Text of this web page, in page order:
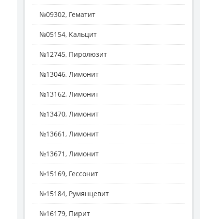
№09302, Гематит
№05154, Кальцит
№12745, Пиролюзит
№13046, Лимонит
№13162, Лимонит
№13470, Лимонит
№13661, Лимонит
№13671, Лимонит
№15169, Гессонит
№15184, Румянцевит
№16179, Пирит